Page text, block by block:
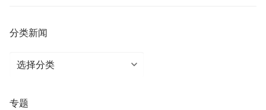
分类新闻
分
闻
专题